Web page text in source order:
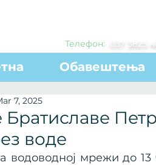
Телефон: 37 3825
Обавештења
Братиславе
воде
7, 2025
водоводној мрежи до